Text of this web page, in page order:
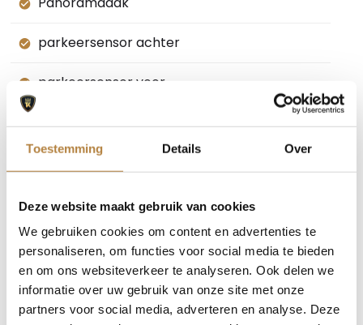
Toestemming Details Over
Deze website maakt gebruik van cookies
We gebruiken cookies om content en advertenties te
personaliseren, om functies voor social media te bieden
en om ons websiteverkeer te analyseren. Ook delen we
informatie over uw gebruik van onze site met onze
partners voor social media, adverteren en analyse. Deze
parkeersensor achter
parkeersensor voor
passagiersairbag
RDW-leges
regensensor
rijstrooksensor
rondomzicht camera